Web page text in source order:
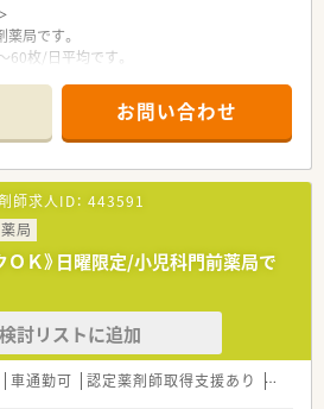
局です。
枚/日平均です。
は22時近くまでの勤務になるケースもご
時間を遅くゆっくりご出勤されたい方に
企業です。
せる為、ケアコネクト（地域医療・介護情報
施している企業です。
切にする会社！
会発表チーム、マニュアルチームなど手上
もらいながら社内を活気付けたいという
お問い合わせ
師求人ID： 443591
局
ＯＫ》日曜限定/小児科門前薬局で
検討リストに追加
車通勤可 認定薬剤師取得支援あり 積雪な